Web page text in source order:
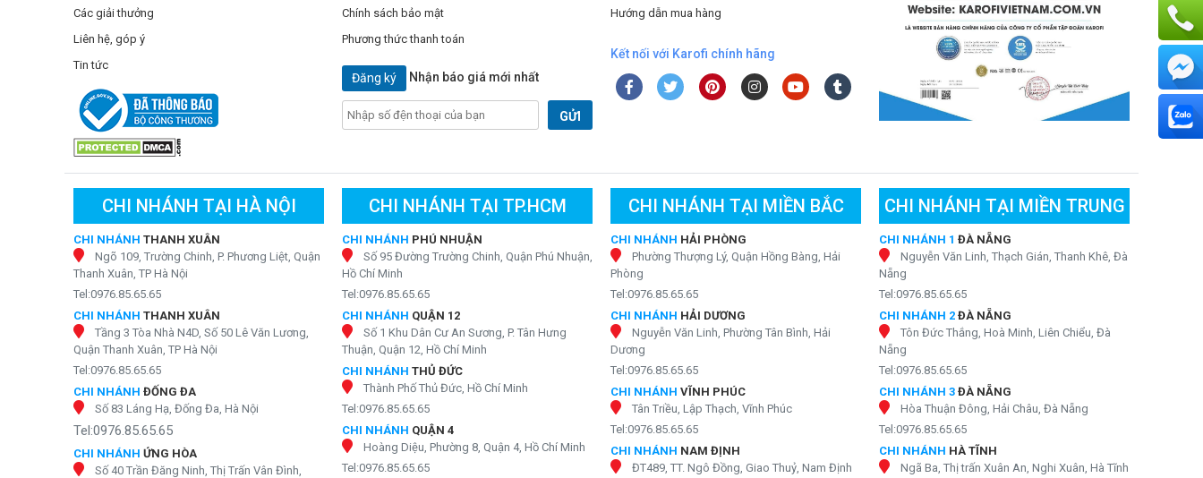
Các giải thưởng
Liên hệ, góp ý
Tin tức
Chính sách bảo mật
Phương thức thanh toán
Đăng ký Nhận báo giá mới nhất
GỬI
Hướng dẫn mua hàng
Kết nối với Karofi chính hãng
CHI NHÁNH TẠI HÀ NỘI
CHI NHÁNH THANH XUÂN
Ngõ 109, Trường Chinh, P. Phương Liệt, Quận
Thanh Xuân, TP Hà Nội
Tel:0976.85.65.65
CHI NHÁNH THANH XUÂN
Tầng 3 Tòa Nhà N4D, Số 50 Lê Văn Lương,
Quận Thanh Xuân, TP Hà Nội
Tel:0976.85.65.65
CHI NHÁNH ĐỐNG ĐA
Số 83 Láng Hạ, Đống Đa, Hà Nội
Tel:0976.85.65.65
CHI NHÁNH ỨNG HÒA
Số 40 Trần Đăng Ninh, Thị Trấn Vân Đình,
CHI NHÁNH TẠI TP.HCM
CHI NHÁNH PHÚ NHUẬN
Số 95 Đường Trường Chinh, Quận Phú Nhuận,
Hồ Chí Minh
Tel:0976.85.65.65
CHI NHÁNH QUẬN 12
Số 1 Khu Dân Cư An Sương, P. Tân Hưng
Thuận, Quận 12, Hồ Chí Minh
CHI NHÁNH THỦ ĐỨC
Thành Phố Thủ Đức, Hồ Chí Minh
Tel:0976.85.65.65
CHI NHÁNH QUẬN 4
Hoàng Diệu, Phường 8, Quận 4, Hồ Chí Minh
Tel:0976.85.65.65
CHI NHÁNH TẠI MIỀN BẮC
CHI NHÁNH HẢI PHÒNG
Phường Thượng Lý, Quận Hồng Bàng, Hải
Phòng
Tel:0976.85.65.65
CHI NHÁNH HẢI DƯƠNG
Nguyễn Văn Linh, Phường Tân Bình, Hải
Dương
Tel:0976.85.65.65
CHI NHÁNH VĨNH PHÚC
Tân Triều, Lập Thạch, Vĩnh Phúc
Tel:0976.85.65.65
CHI NHÁNH NAM ĐỊNH
ĐT489, TT. Ngô Đồng, Giao Thuỷ, Nam Định
CHI NHÁNH TẠI MIỀN TRUNG
CHI NHÁNH 1 ĐÀ NẴNG
Nguyễn Văn Linh, Thạch Gián, Thanh Khê, Đà
Nẵng
Tel:0976.85.65.65
CHI NHÁNH 2 ĐÀ NẴNG
Tôn Đức Thắng, Hoà Minh, Liên Chiểu, Đà
Nẵng
Tel:0976.85.65.65
CHI NHÁNH 3 ĐÀ NẴNG
Hòa Thuận Đông, Hải Châu, Đà Nẵng
Tel:0976.85.65.65
CHI NHÁNH HÀ TĨNH
Ngã Ba, Thị trấn Xuân An, Nghi Xuân, Hà Tĩnh